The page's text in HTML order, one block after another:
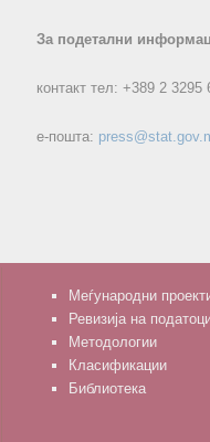
За подетални
контакт тел: +389 2 3295
е-пошта:
Меѓународни
Ревизија на
Методологии
Класификации
Библиотека